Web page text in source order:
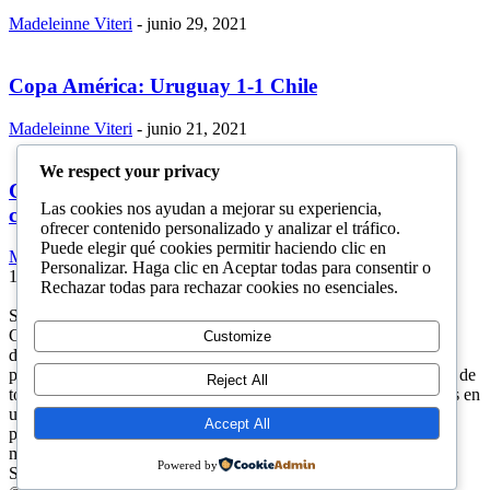
Madeleinne Viteri - junio 29, 2021
Copa América: Uruguay 1-1 Chile
Madeleinne Viteri - junio 21, 2021
Copa América: Ecuador no levanta cabeza y se
complica en el...
Madeleinne Viteri - junio 21, 2021
1
Página 1 de 2
SOBRE NOSOTROS
ComunicAr Deportes es un proyecto de noticias creado por el
director y Productor argentino Ale Gordillo en el año 2018,
perteneciente a CnAr Latam y MS Interactiva noticias deportivas de
todo el continente latinoamericano y el mundo, todos los deportes en
un solo sitio, donde se vive la pasión por esta actividad, nuestros
periodistas capacitados para mostrar la información precisa del
mundo deportivo.
SÍGUENOS
We respect your privacy
Las cookies nos ayudan a mejorar su experiencia,
ofrecer contenido personalizado y analizar el tráfico.
Puede elegir qué cookies permitir haciendo clic en
Personalizar. Haga clic en Aceptar todas para consentir o
Rechazar todas para rechazar cookies no esenciales.
Customize
Reject All
Accept All
Powered by